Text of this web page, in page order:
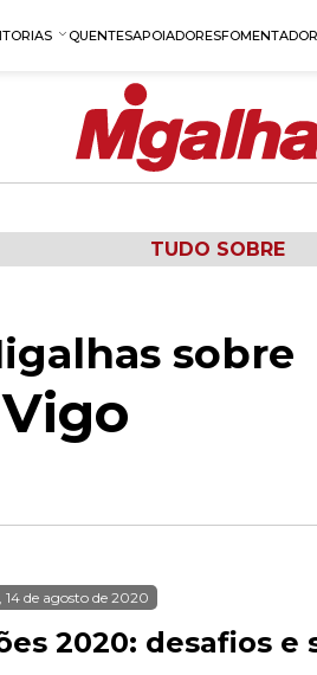
QUENTESAPOIADORES
TUDO SOBRE
sobre
14 de agosto de 2020
2020: desafios e